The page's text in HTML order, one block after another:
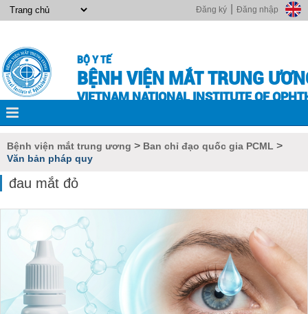
Đăng nhập
Đăng ký
BỘ Y TẾ
BỆNH VIỆN MẮT TRUNG
VIETNAM NATIONAL INSTITUTE OF
Bệnh viện mắt trung ương > Ban chỉ đạo quốc gia PCML >
Văn bản pháp quy
đau mắt đỏ